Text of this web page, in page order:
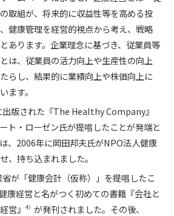
取組が、将来的に収益性等を高める投
健康管理を経営的視点から考え、戦略
とあります。企業理念に基づき、従業員等
は、従業員の活力向上や生産性の向上
らし、結果的に業績向上や株価向上に
ます。
版された『The Healthy Company』
ト・ローゼン氏が提唱したことが発端と
、2006年に岡田邦夫氏がNPO法人健康
、持ち込まれました。
が「健康会計（仮称）」を提唱したこ
康経営と名がつく初めての書籍『会社と
営』4）が発刊されました。その後、